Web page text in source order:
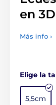
en
Más info ›
Elige la
5,5cm